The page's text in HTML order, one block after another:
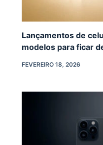
Lançamentos de
modelos para ficar
FEVEREIRO 18, 2026